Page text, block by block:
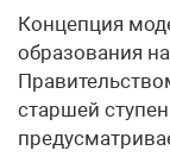
Концепция
образования
старшей